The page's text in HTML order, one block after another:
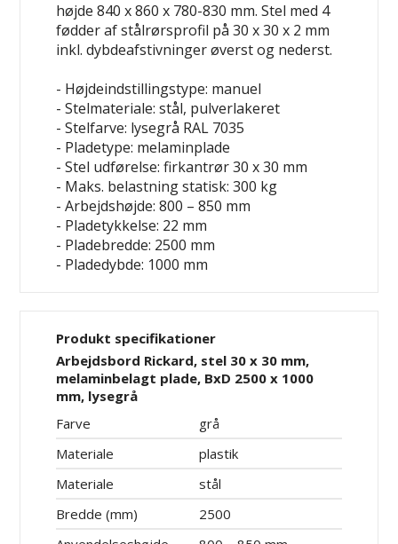
højde 840 x 860 x 780-830 mm. Stel med 4
fødder af stålrørsprofil på 30 x 30 x 2 mm
inkl. dybdeafstivninger øverst og nederst.
- Højdeindstillingstype: manuel
- Stelmateriale: stål, pulverlakeret
- Stelfarve: lysegrå RAL 7035
- Pladetype: melaminplade
- Stel udførelse: firkantrør 30 x 30 mm
- Maks. belastning statisk: 300 kg
- Arbejdshøjde: 800 – 850 mm
- Pladetykkelse: 22 mm
- Pladebredde: 2500 mm
- Pladedybde: 1000 mm
Produkt specifikationer
Arbejdsbord Rickard, stel 30 x 30 mm,
melaminbelagt plade, BxD 2500 x 1000
mm, lysegrå
Farve
grå
Materiale
plastik
Materiale
stål
Bredde (mm)
2500